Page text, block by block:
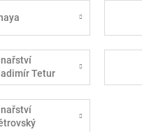
Tetur